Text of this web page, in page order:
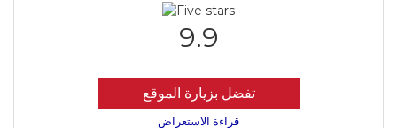
9.9
تفضل بزيارة الموقع
قراءة الاستعراض